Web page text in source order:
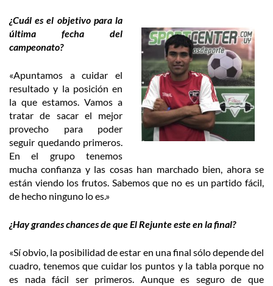
¿Cuál es el objetivo para la
última fecha del
campeonato?
«Apuntamos a cuidar el
resultado y la posición en
la que estamos. Vamos a
tratar de sacar el mejor
provecho para poder
seguir quedando primeros.
En el grupo tenemos
mucha confianza y las cosas han marchado bien, ahora se
están viendo los frutos. Sabemos que no es un partido fácil,
de hecho ninguno lo es.»
¿Hay grandes chances de que El Rejunte este en la final?
«Sí obvio, la posibilidad de estar en una final sólo depende del
cuadro, tenemos que cuidar los puntos y la tabla porque no
es nada fácil ser primeros. Aunque es seguro de que